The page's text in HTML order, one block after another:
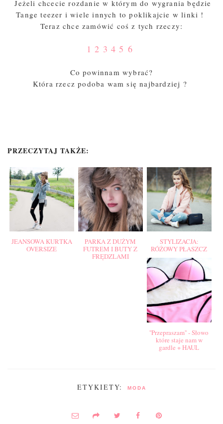
Jeżeli chcecie rozdanie w którym do wygrania będzie
Tange teezer i wiele innych to poklikajcie w linki !
Teraz chce zamówić coś z tych rzeczy:
12 3 45 6
Co powinnam wybrać?
Która rzecz podoba wam się najbardziej ?
PRZECZYTAJ TAKŻE:
JEANSOWA KURTKA
OVERSIZE
PARKA Z DUŻYM
FUTREM I BUTY Z
FRĘDZLAMI
STYLIZACJA:
RÓŻOWY PŁASZCZ
''Przepraszam'' - Słowo
które staje nam w
gardle + HAUL
ETYKIETY: MODA